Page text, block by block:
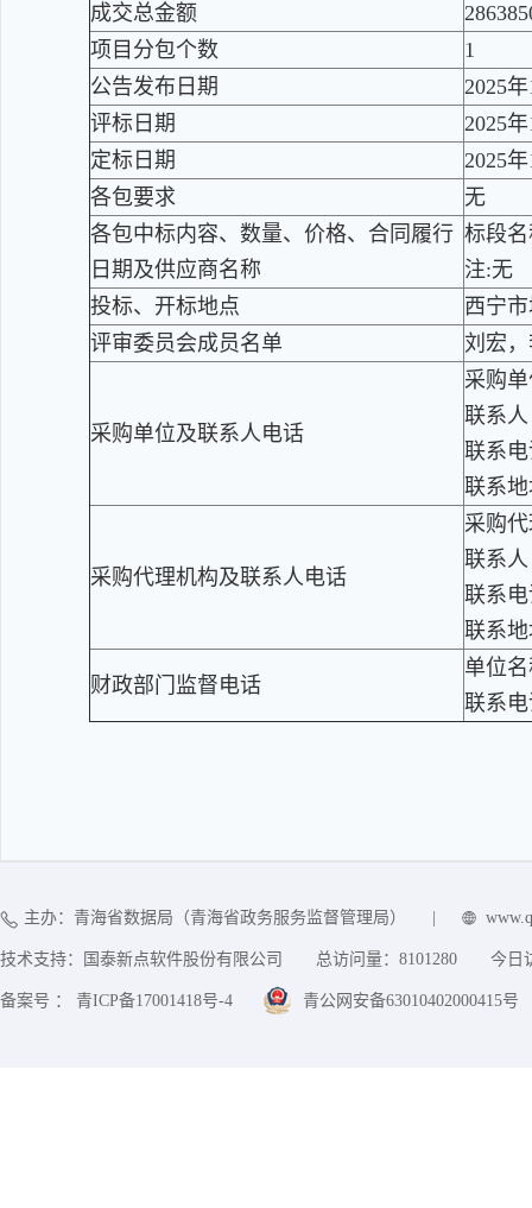
成交总金额
项目分包个数
1
公告发布日期
2025
评标日期
2025
定标日期
2025
各包要求
无
各包中标内容、数量、价格、合同履行
日期及供应商名称
标段
注:无
投标、开标地点
西宁
评审委员会成员名单
刘宏
采购单位及联系人电话
采购
联系
联系电
联系
采购代理机构及联系人电话
采购
联系
联系电
联系
财政部门监督电话
单位
联系
主办：青海省数据局（青海省政务服务监督管理局）
技术支持：国泰新点软件股份有限公司 总访问量： 8101280 今日
备案号 ： 青ICP备17001418号-4 青公网安备63010402000415号